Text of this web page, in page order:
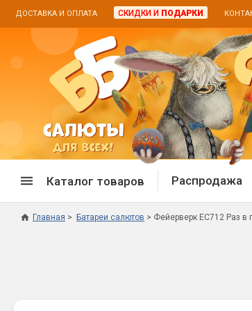
ДОСТАВКА И ОПЛАТА СКИДКИ И ПОДАРКИ
Каталог товаров Распродажа
Главная Батареи салютов Фейерверк ЕС712 Раз в